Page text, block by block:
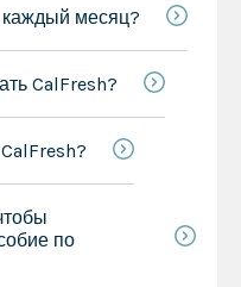
каждый месяц?
CalFresh?
по